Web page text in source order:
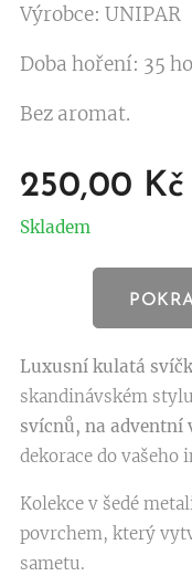
Výrobce: UNIPAR
Doba hoření: 35
Bez aromat.
250,00 Kč
Skladem
Luxusní kulatá
skandinávském
svícnů, na adventní
dekorace do vašeho
Kolekce v šedé
povrchem, který
sametu.